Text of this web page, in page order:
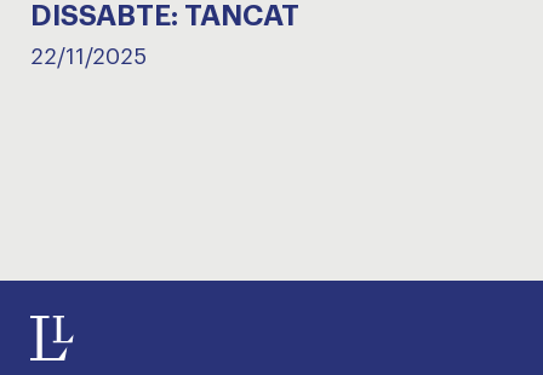
DISSABTE: TANCAT
22/11/2025